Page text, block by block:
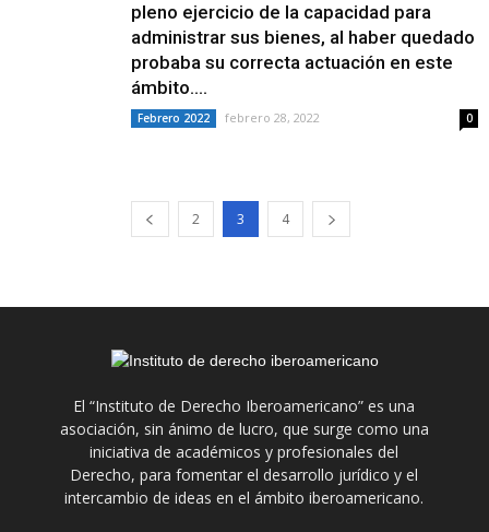
pleno ejercicio de la capacidad para
administrar sus bienes, al haber quedado
probaba su correcta actuación en este
ámbito....
Febrero 2022 febrero 28, 2022 0
2 3 4
El “Instituto de Derecho Iberoamericano” es una
asociación, sin ánimo de lucro, que surge como una
iniciativa de académicos y profesionales del
Derecho, para fomentar el desarrollo jurídico y el
intercambio de ideas en el ámbito iberoamericano.